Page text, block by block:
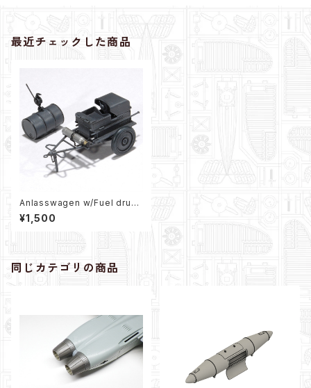
最近チェックした商品
Anlasswagen w/Fuel drum
（1/72）
¥1,500
同じカテゴリの商品